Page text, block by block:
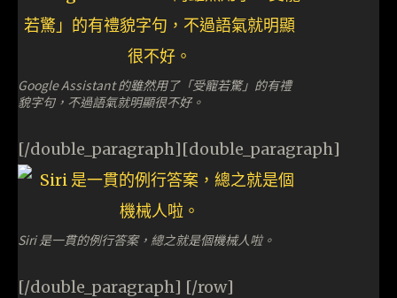
Google Assistant 的雖然用了「受寵若驚」的有禮
貌字句，不過語氣就明顯很不好。
[/double_paragraph][double_paragraph]
Siri 是一貫的例行答案，總之就是個機械人啦。
[/double_paragraph] [/row]